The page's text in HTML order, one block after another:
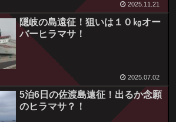
2025.11.21
隠岐の島遠征！狙いは１０㎏オー
バーヒラマサ！
2025.07.02
5泊6日の佐渡島遠征！出るか念願
のヒラマサ？！